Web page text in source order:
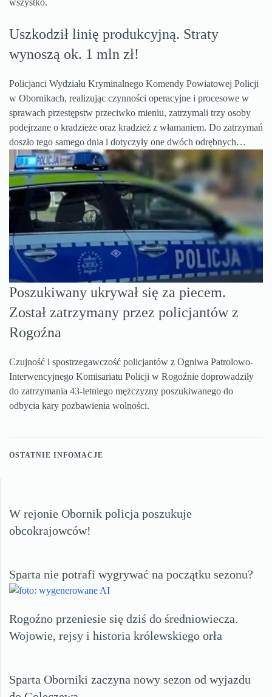
wszystko.
Uszkodził linię produkcyjną. Straty
wynoszą ok. 1 mln zł!
Policjanci Wydziału Kryminalnego Komendy Powiatowej Policji
w Obornikach, realizując czynności operacyjne i procesowe w
sprawach przestępstw przeciwko mieniu, zatrzymali trzy osoby
podejrzane o kradzieże oraz kradzież z włamaniem. Do zatrzymań
doszło tego samego dnia i dotyczyły one dwóch odrębnych…
Poszukiwany ukrywał się za piecem.
Został zatrzymany przez policjantów z
Rogoźna
Czujność i spostrzegawczość policjantów z Ogniwa Patrolowo-
Interwencyjnego Komisariatu Policji w Rogoźnie doprowadziły
do zatrzymania 43-letniego mężczyzny poszukiwanego do
odbycia kary pozbawienia wolności.
OSTATNIE INFOMACJE
W rejonie Obornik policja poszukuje
obcokrajowców!
Sparta nie potrafi wygrywać na początku sezonu?
Rogoźno przeniesie się dziś do średniowiecza.
Wojowie, rejsy i historia królewskiego orła
Sparta Oborniki zaczyna nowy sezon od wyjazdu